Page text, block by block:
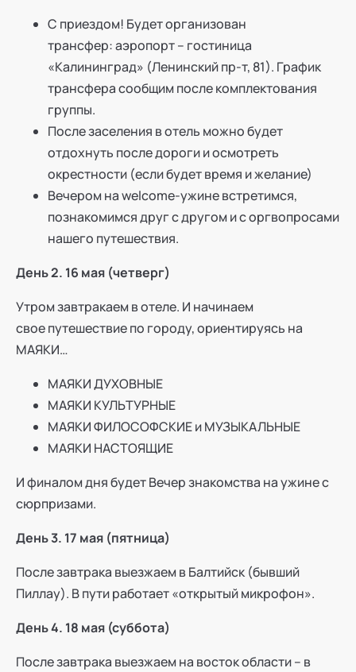
С приездом! Будет организован
трансфер: аэропорт – гостиница
«Калининград» (Ленинский пр-т, 81). График
трансфера сообщим после комплектования
группы.
После заселения в отель можно будет
отдохнуть после дороги и осмотреть
окрестности (если будет время и желание)
Вечером на welcome-ужине встретимся,
познакомимся друг с другом и с оргвопросами
нашего путешествия.
День 2. 16 мая (четверг)
Утром завтракаем в отеле. И начинаем
свое путешествие по городу, ориентируясь на
МАЯКИ…
МАЯКИ ДУХОВНЫЕ
МАЯКИ КУЛЬТУРНЫЕ
МАЯКИ ФИЛОСОФСКИЕ и МУЗЫКАЛЬНЫЕ
МАЯКИ НАСТОЯЩИЕ
И финалом дня будет Вечер знакомства на ужине с
сюрпризами.
День 3. 17 мая (пятница)
После завтрака выезжаем в Балтийск (бывший
Пиллау). В пути работает «открытый микрофон».
День 4. 18 мая (суббота)
После завтрака выезжаем на восток области – в